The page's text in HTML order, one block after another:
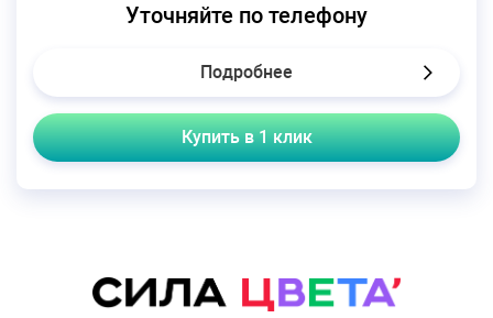
Уточняйте по телефону
Подробнее
Купить в 1 клик